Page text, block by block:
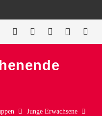
Junge Erwachsene